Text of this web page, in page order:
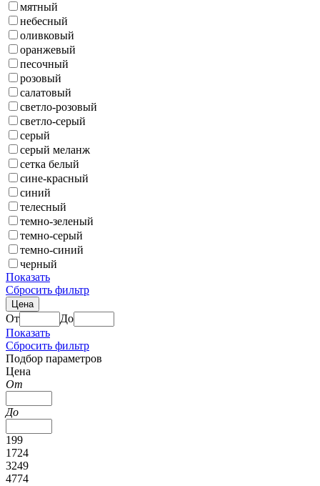
мятный
небесный
оливковый
оранжевый
песочный
розовый
салатовый
светло-розовый
светло-серый
серый
серый меланж
сетка белый
сине-красный
синий
телесный
темно-зеленый
темно-серый
темно-синий
черный
Показать
Сбросить фильтр
Цена
От
До
Показать
Сбросить фильтр
Подбор параметров
Цена
От
До
199
1724
3249
4774